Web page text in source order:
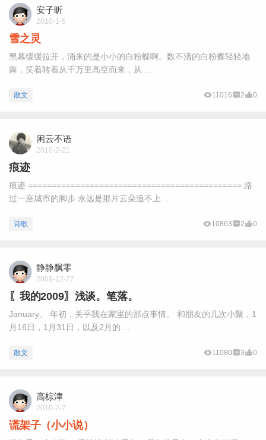
安子昕
2010-1-5
雪之灵
黑幕缓缓拉开，涌来的是小小的白粉蝶啊。数不清的白粉蝶轻轻地
舞，笑着转着从千万里高空而来，从 ...
散文 11016 2 0
闲云不语
2010-2-21
痕迹
痕迹 ============================================= 路
过一座城市的脚步 永远是那片云朵追不上 ...
诗歌 10863 2 0
静静飘零
2009-12-27
〖我的2009〗浅谈。笔落。
January。 年初，关乎我在家里的那点事情。 和朋友的几次小聚，1
月16日，1月31日，以及2月的 ...
散文 11080 3 0
高棕津
2010-2-7
谎架子（小小说）